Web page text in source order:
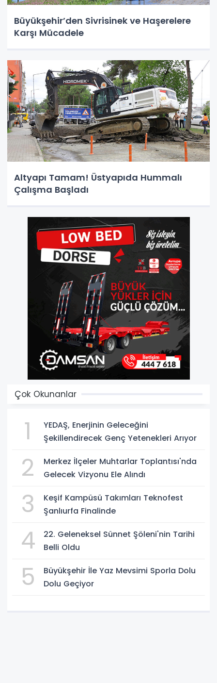
Büyükşehir’den Sivrisinek ve Haşerelere
Karşı Mücadele
Altyapı Tamam! Üstyapıda Hummalı
Çalışma Başladı
Çok Okunanlar
1
YEDAŞ, Enerjinin Geleceğini
Şekillendirecek Genç Yetenekleri Arıyor
2
Merkez İlçeler Muhtarlar Toplantısı'nda
Gelecek Vizyonu Ele Alındı
3
Keşif Kampüsü Takımları Teknofest
Şanlıurfa Finalinde
4
22. Geleneksel Sünnet Şöleni'nin Tarihi
Belli Oldu
5
Büyükşehir İle Yaz Mevsimi Sporla Dolu
Dolu Geçiyor